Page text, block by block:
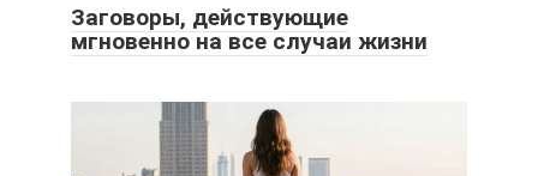
Заговоры, действующие
мгновенно на все случаи жизни